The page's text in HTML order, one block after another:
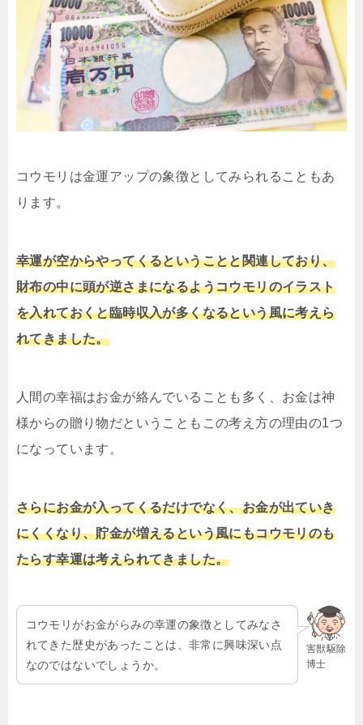
コウモリは金運アップの象徴としてみられることもあ
ります。
幸運が空からやってくるということと関連しており、
財布の中に頭が逆さまになるようコウモリのイラスト
を入れておくと臨時収入が多くなるという風に考えら
れてきました。
人間の幸福はお金が絡んでいることも多く、お金は神
様からの贈り物だということもこの考え方の理由の1つ
になっています。
さらにお金が入ってくるだけでなく、お金が出ていき
にくくなり、貯金が増えるという風にもコウモリのも
たらす幸運は考えられてきました。
害獣駆除
博士
コウモリがお金がらみの幸運の象徴としてみなさ
れてきた歴史があったことは、非常に興味深い点
なのではないでしょうか。